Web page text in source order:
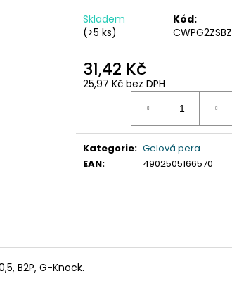
Skladem
(>5 ks)
Kód:
CWPG2ZSBZ
31,42 Kč
25,97 Kč bez DPH
Kategorie: Gelová pera
EAN: 4902505166570
B2P, G-Knock.
ETIKETY SAMOLEPICÍ 70X37 MM POTISK